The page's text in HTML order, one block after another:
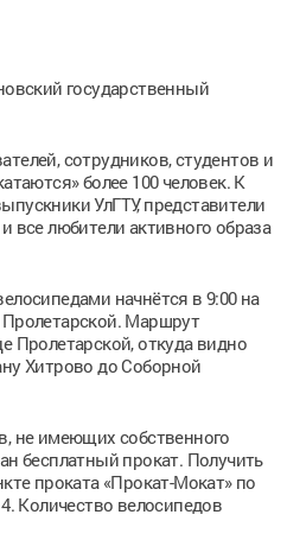
государственный
сотрудников, студентов и
более 100 человек. К
УлГТУ, представители
все любители активного образа
начнётся в 9:00 на
Маршрут
Пролетарской, откуда видно
Хитрово до Соборной
не имеющих собственного
бесплатный прокат. Получить
проката «Прокат-Мокат» по
Количество велосипедов